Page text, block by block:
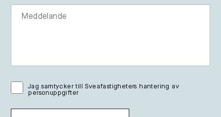
Jag samtycker till Sveafastigheters hantering av
personuppgifter